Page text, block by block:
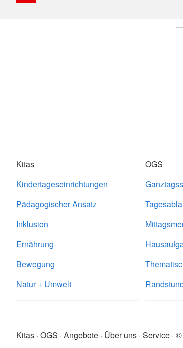
Kitas
Kindertageseinrichtungen
Pädagogischer Ansatz
Inklusion
Ernährung
Bewegung
Natur + Umwelt
OGS
Kitas OGS Angebote Über uns Service ©